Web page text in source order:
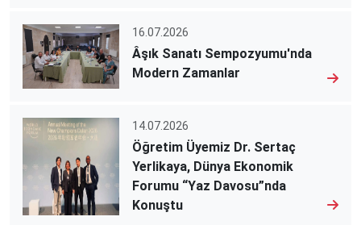
16.07.2026
Âşık Sanatı Sempozyumu'nda
Modern Zamanlar
14.07.2026
Öğretim Üyemiz Dr. Sertaç
Yerlikaya, Dünya Ekonomik
Forumu “Yaz Davosu”nda
Konuştu